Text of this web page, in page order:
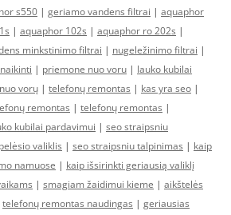
s550 | geriamo vandens filtrai | aquaphor
| aquaphor 102s | aquaphor ro 202s |
minkstinimo filtrai | nugeležinimo filtrai |
| priemone nuo voru | lauko kubilai
vorų | telefonų remontas | kas yra seo |
remontas | telefonų remontas |
kubilai pardavimui | seo straipsniu
valiklis | seo straipsniu talpinimas | kaip
namuose | kaip išsirinkti geriausią valiklį
| smagiam žaidimui kieme | aikštelės
telefonų remontas naudingas | geriausias